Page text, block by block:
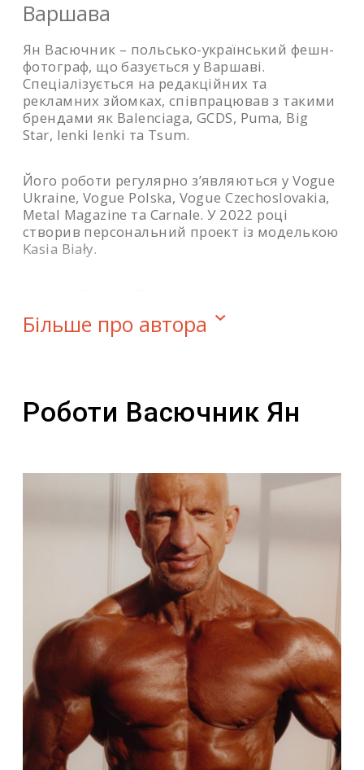
Варшава
Ян Васючник – польсько-український фешн-
фотограф, що базується у Варшаві.
Спеціалізується на редакційних та
рекламних зйомках, співпрацював з такими
брендами як Balenciaga, GCDS, Puma, Big
Star, Ienki Ienki та Tsum.
Його роботи регулярно з’являються у Vogue
Ukraine, Vogue Polska, Vogue Czechoslovakia,
Metal Magazine та Carnale. У 2022 році
створив персональний проект із моделькою
Kasia Biały.
кольори, чітку композицію та атмосферу
сну, працюючи переважно з аналоговою
Більше про автора
Роботи Васючник Ян